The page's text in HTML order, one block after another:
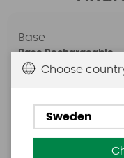
Base
Base Rechargeable
SUP Pump
Choose
Sweden